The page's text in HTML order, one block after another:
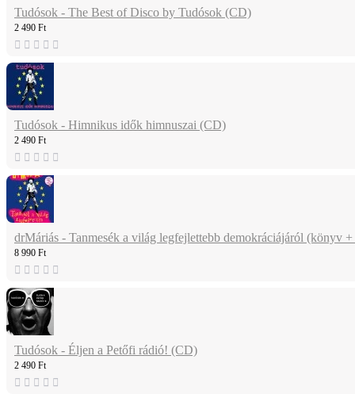
Tudósok - The Best of Disco by Tudósok (CD)
2 490 Ft
Tudósok - Himnikus idők himnuszai (CD)
2 490 Ft
drMáriás - Tanmesék a világ legfejlettebb demokráciájáról (könyv
8 990 Ft
Tudósok - Éljen a Petőfi rádió! (CD)
2 490 Ft